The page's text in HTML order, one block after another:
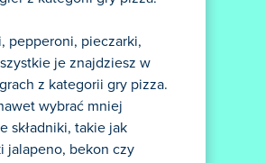
pepperoni, pieczarki,
je znajdziesz w
z kategorii gry pizza.
wybrać mniej
składniki, takie jak
jalapeno, bekon czy